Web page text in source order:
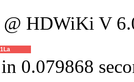
HDWiKi V
0.079868